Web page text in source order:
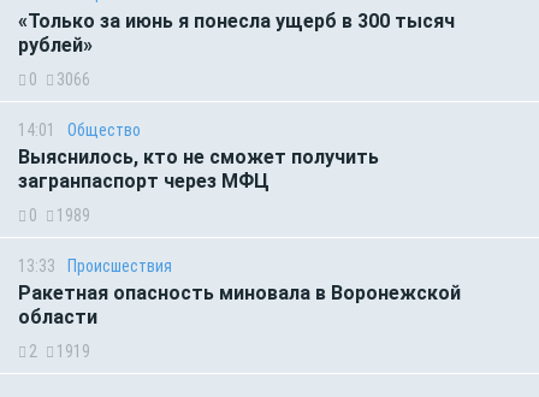
«Только за июнь я понесла ущерб в 300 тысяч
рублей»
0 3066
14:01 Общество
Выяснилось, кто не сможет получить
загранпаспорт через МФЦ
0 1989
13:33 Происшествия
Ракетная опасность миновала в Воронежской
области
2 1919